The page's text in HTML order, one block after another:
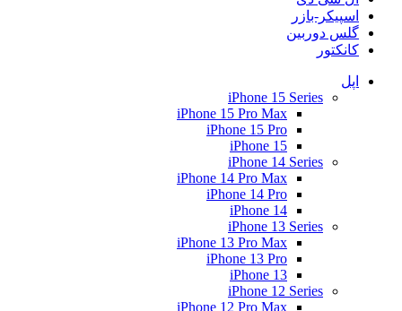
اسپیکر-بازر
گلس دوربین
کانکتور
اپل
iPhone 15 Series
iPhone 15 Pro Max
iPhone 15 Pro
iPhone 15
iPhone 14 Series
iPhone 14 Pro Max
iPhone 14 Pro
iPhone 14
iPhone 13 Series
iPhone 13 Pro Max
iPhone 13 Pro
iPhone 13
iPhone 12 Series
iPhone 12 Pro Max